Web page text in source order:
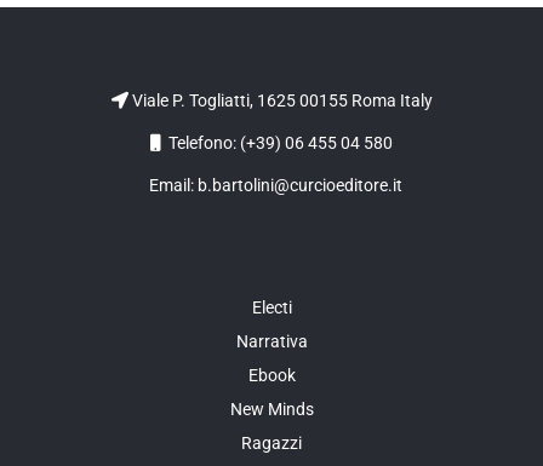
Viale P. Togliatti, 1625 00155 Roma Italy
Telefono: (+39) 06 455 04 580
Email: b.bartolini@curcioeditore.it
Electi
Narrativa
Ebook
New Minds
Ragazzi